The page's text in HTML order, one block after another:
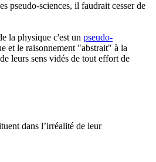
pseudo-sciences, il faudrait cesser de
la physique c'est un pseudo-
et le raisonnement "abstrait" à la
leurs sens vidés de tout effort de
dans l’irréalité de leur